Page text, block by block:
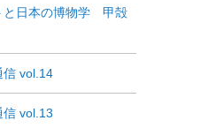
と日本の博物学 甲殻
信 vol.14
信 vol.13